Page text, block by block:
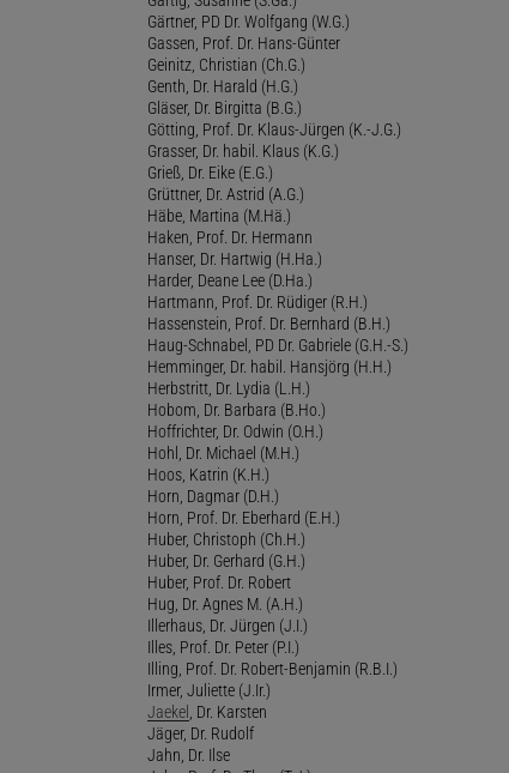
Gärtner, PD Dr. Wolfgang (W.G.)
Gassen, Prof. Dr. Hans-Günter
Geinitz, Christian (Ch.G.)
Genth, Dr. Harald (H.G.)
Gläser, Dr. Birgitta (B.G.)
Götting, Prof. Dr. Klaus-Jürgen (K.-J.G.)
Grasser, Dr. habil. Klaus (K.G.)
Grieß, Dr. Eike (E.G.)
Grüttner, Dr. Astrid (A.G.)
Häbe, Martina (M.Hä.)
Haken, Prof. Dr. Hermann
Hanser, Dr. Hartwig (H.Ha.)
Harder, Deane Lee (D.Ha.)
Hartmann, Prof. Dr. Rüdiger (R.H.)
Hassenstein, Prof. Dr. Bernhard (B.H.)
Haug-Schnabel, PD Dr. Gabriele (G.H.-S.)
Hemminger, Dr. habil. Hansjörg (H.H.)
Herbstritt, Dr. Lydia (L.H.)
Hobom, Dr. Barbara (B.Ho.)
Hoffrichter, Dr. Odwin (O.H.)
Hohl, Dr. Michael (M.H.)
Hoos, Katrin (K.H.)
Horn, Dagmar (D.H.)
Horn, Prof. Dr. Eberhard (E.H.)
Huber, Christoph (Ch.H.)
Huber, Dr. Gerhard (G.H.)
Huber, Prof. Dr. Robert
Hug, Dr. Agnes M. (A.H.)
Illerhaus, Dr. Jürgen (J.I.)
Illes, Prof. Dr. Peter (P.I.)
Illing, Prof. Dr. Robert-Benjamin (R.B.I.)
Irmer, Juliette (J.Ir.)
Jaekel
, Dr. Karsten
Jäger, Dr. Rudolf
Jahn, Dr. Ilse